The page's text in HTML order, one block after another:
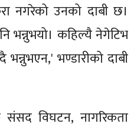
नगरेको उनको दाबी छ।
भन्नुभयो। कहिल्यै नेगेटिभ
भण्डारीको दाबी
विघटन, नागरिकता